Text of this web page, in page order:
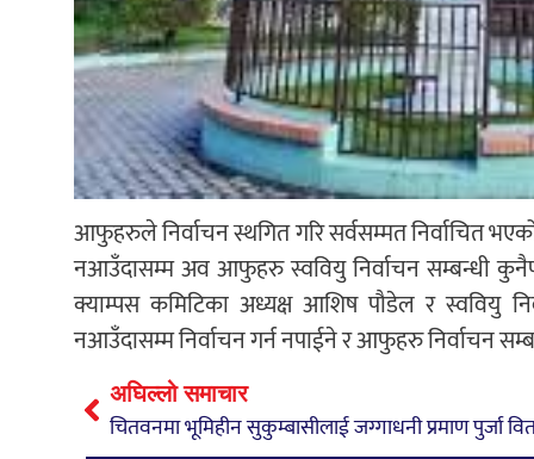
आफुहरुले निर्वाचन स्थगित गरि सर्वसम्मत निर्वाचित
नआउँदासम्म अव आफुहरु स्ववियु निर्वाचन सम्बन्धी
क्याम्पस कमिटिका अध्यक्ष आशिष पौडेल र स्ववियु
नआउँदासम्म निर्वाचन गर्न नपाईने र आफुहरु निर्वाचन
अघिल्लो समाचार